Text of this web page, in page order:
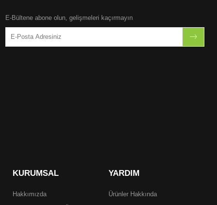
KURUMSAL
Hakkımızda
YARDIM
Ürünler Hakkında
E-Bültene abone olun, gelişmeleri kaçırmayın